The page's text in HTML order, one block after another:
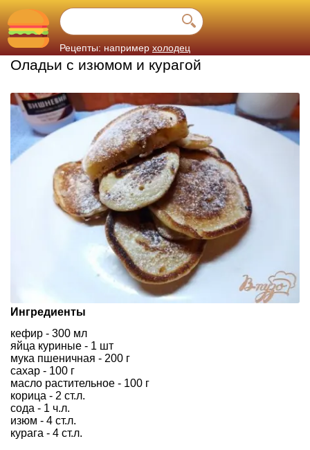
Рецепты: например холодец
Оладьи с изюмом и курагой
Ингредиенты
кефир - 300 мл
яйца куриные - 1 шт
мука пшеничная - 200 г
сахар - 100 г
масло растительное - 100 г
корица - 2 ст.л.
сода - 1 ч.л.
изюм - 4 ст.л.
курага - 4 ст.л.